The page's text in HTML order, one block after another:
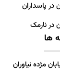
در پاسداران
در نارمک
ها
مژده نیاوران